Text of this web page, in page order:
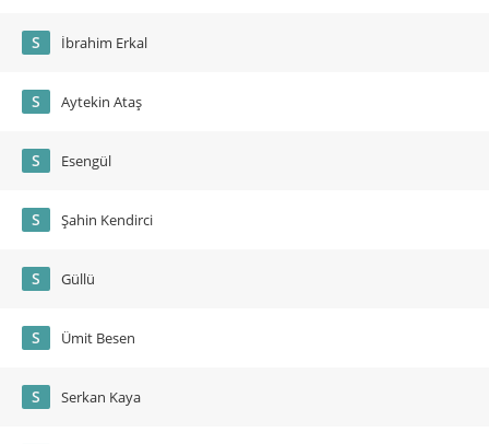
S İbrahim Erkal
S Aytekin Ataş
S Esengül
S Şahin Kendirci
S Güllü
S Ümit Besen
S Serkan Kaya